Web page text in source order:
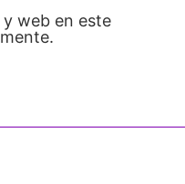
web en este